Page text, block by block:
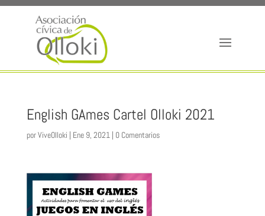
English GAmes Cartel Olloki 2021
porViveOlloki Ene 9, 2021| 0 Comentarios